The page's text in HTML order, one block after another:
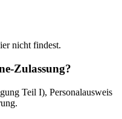
nicht findest.
Zulassung?
Teil I), Personalausweis